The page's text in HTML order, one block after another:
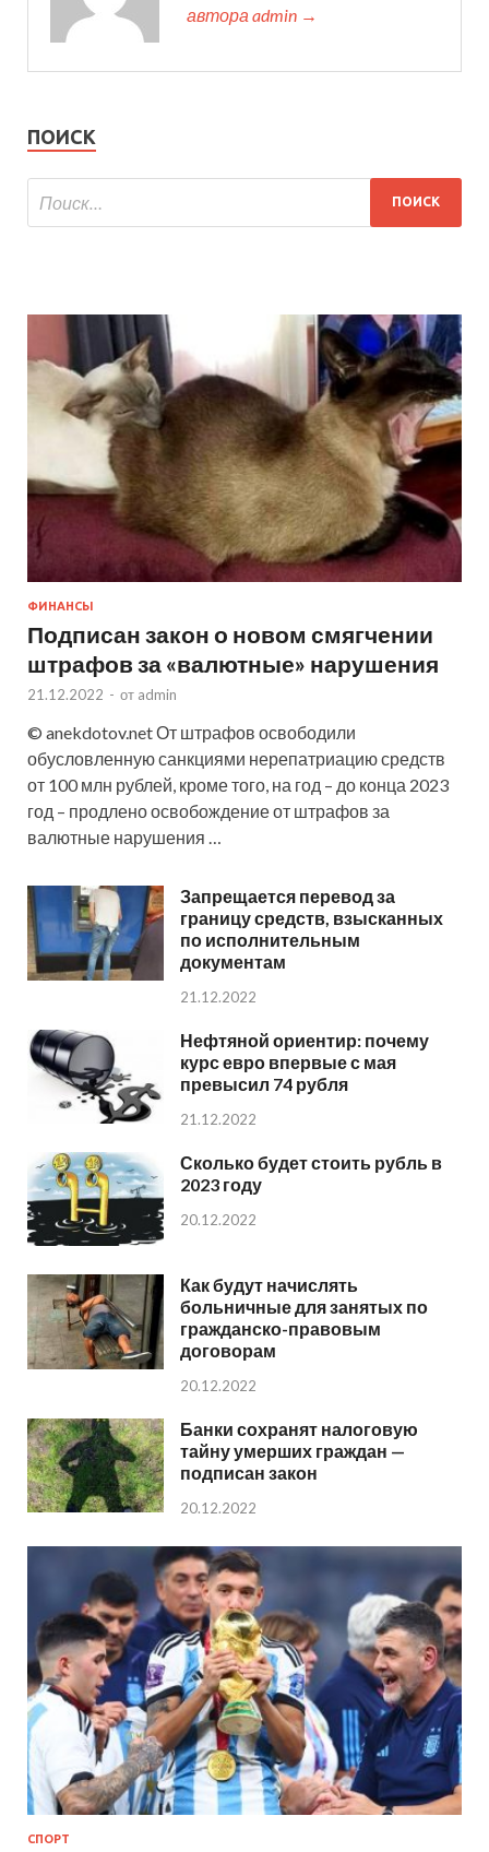
автора admin →
ПОИСК
ФИНАНСЫ
Подписан закон о новом смягчении
штрафов за «валютные» нарушения
21.12.2022 - от admin
© anekdotov.net От штрафов освободили
обусловленную санкциями нерепатриацию средств
от 100 млн рублей, кроме того, на год – до конца 2023
год – продлено освобождение от штрафов за
валютные нарушения …
Запрещается перевод за
границу средств, взысканных
по исполнительным
документам
21.12.2022
Нефтяной ориентир: почему
курс евро впервые с мая
превысил 74 рубля
21.12.2022
Сколько будет стоить рубль в
2023 году
20.12.2022
Как будут начислять
больничные для занятых по
гражданско-правовым
договорам
20.12.2022
Банки сохранят налоговую
тайну умерших граждан —
подписан закон
20.12.2022
СПОРТ